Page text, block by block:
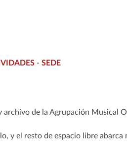
-SEDE
archivo de la Agrupación Musical
y el resto de espacio libre abarca